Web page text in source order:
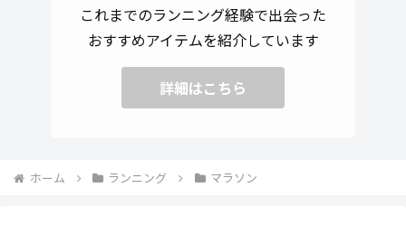
これまでのランニング経験で出会った
おすすめアイテムを紹介しています
詳細はこちら
ホーム ランニング マラソン